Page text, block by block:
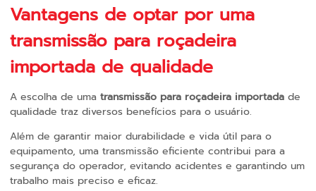
Vantagens de optar por uma
transmissão para roçadeira
importada de qualidade
A escolha de uma transmissão para roçadeira importada de
qualidade traz diversos benefícios para o usuário.
Além de garantir maior durabilidade e vida útil para o
equipamento, uma transmissão eficiente contribui para a
segurança do operador, evitando acidentes e garantindo um
trabalho mais preciso e eficaz.